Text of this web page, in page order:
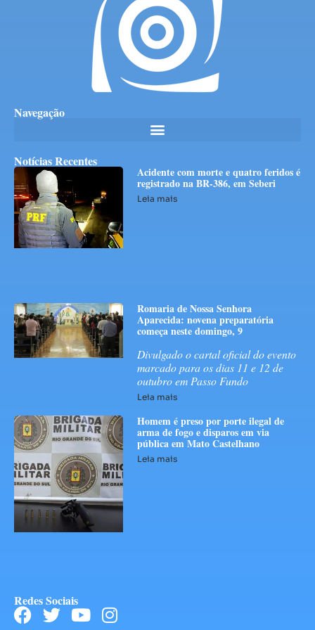
Navegação
Notícias Recentes
Acidente com morte e quatro feridos é
registrado na BR-386, em Seberi
Leia mais
Romaria de Nossa Senhora
Aparecida: novena preparatória
começa neste domingo, 9
Divulgado o cartal oficial do evento
marcado para os dias 11 e 12 de
outubro em Passo Fundo
Leia mais
Homem é preso por porte ilegal de
arma de fogo e disparos em via
pública em Mato Castelhano
Leia mais
Redes Sociais